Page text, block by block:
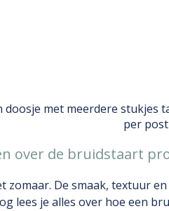
over de bruidstaart
zomaar. De smaak, textuur
lees je alles over hoe een